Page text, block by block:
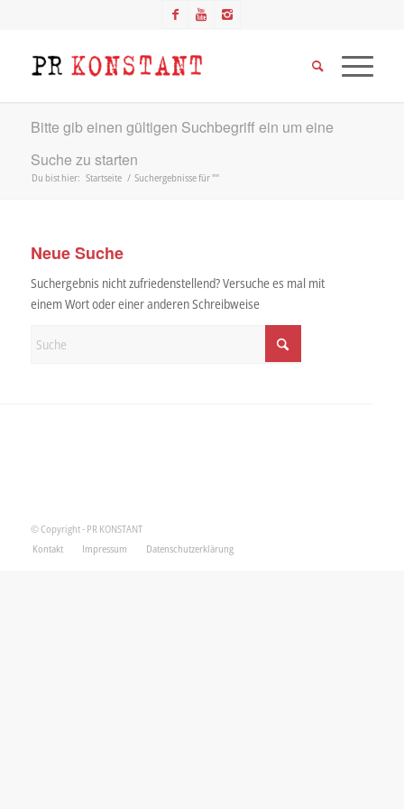
Bitte gib einen gültigen Suchbegriff ein um eine
Suche zu starten
Du bist hier: Startseite / Suchergebnisse für ""
Neue Suche
Suchergebnis nicht zufriedenstellend? Versuche es mal mit
einem Wort oder einer anderen Schreibweise
© Copyright - PR KONSTANT
Kontakt
Impressum Datenschutzerklärung